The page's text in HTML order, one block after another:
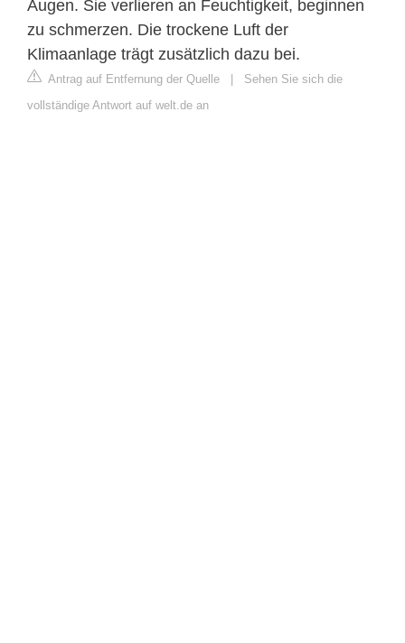
Augen. Sie verlieren an Feuchtigkeit, beginnen
zu schmerzen. Die trockene Luft der
Klimaanlage trägt zusätzlich dazu bei.
Antrag auf Entfernung der Quelle | Sehen Sie sich die
vollständige Antwort auf welt.de an